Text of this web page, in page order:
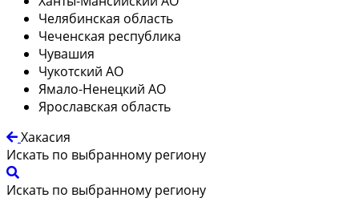
Челябинская область
Чеченская республика
Чувашия
Чукотский АО
Ямало-Ненецкий АО
Ярославская область
Хакасия
Искать по выбранному региону
Искать по выбранному региону